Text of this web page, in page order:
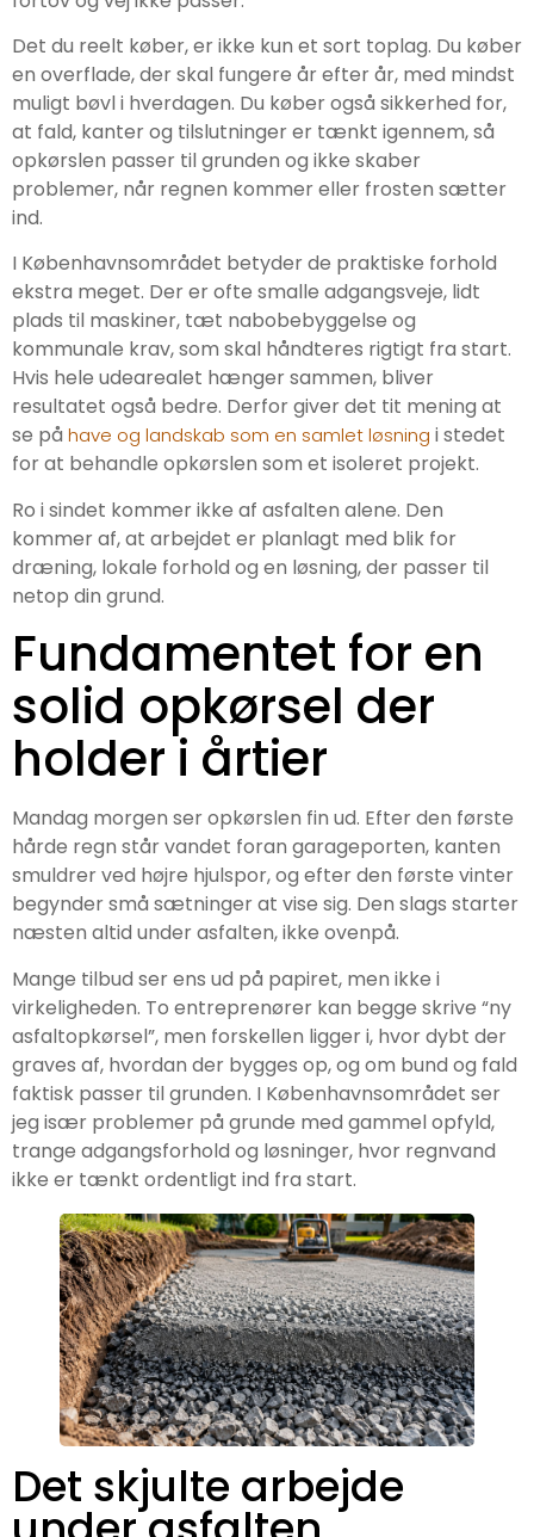
Det du reelt køber, er ikke kun et sort toplag. Du køber
en overflade, der skal fungere år efter år, med mindst
muligt bøvl i hverdagen. Du køber også sikkerhed for,
at fald, kanter og tilslutninger er tænkt igennem, så
opkørslen passer til grunden og ikke skaber
problemer, når regnen kommer eller frosten sætter
ind.
I Københavnsområdet betyder de praktiske forhold
ekstra meget. Der er ofte smalle adgangsveje, lidt
plads til maskiner, tæt nabobebyggelse og
kommunale krav, som skal håndteres rigtigt fra start.
Hvis hele udearealet hænger sammen, bliver
resultatet også bedre. Derfor giver det tit mening at
se på have og landskab som en samlet løsning i stedet
for at behandle opkørslen som et isoleret projekt.
Ro i sindet kommer ikke af asfalten alene. Den
kommer af, at arbejdet er planlagt med blik for
dræning, lokale forhold og en løsning, der passer til
netop din grund.
Fundamentet for en
solid opkørsel der
holder i årtier
Mandag morgen ser opkørslen fin ud. Efter den første
hårde regn står vandet foran garageporten, kanten
smuldrer ved højre hjulspor, og efter den første vinter
begynder små sætninger at vise sig. Den slags starter
næsten altid under asfalten, ikke ovenpå.
Mange tilbud ser ens ud på papiret, men ikke i
virkeligheden. To entreprenører kan begge skrive “ny
asfaltopkørsel”, men forskellen ligger i, hvor dybt der
graves af, hvordan der bygges op, og om bund og fald
faktisk passer til grunden. I Københavnsområdet ser
jeg især problemer på grunde med gammel opfyld,
trange adgangsforhold og løsninger, hvor regnvand
ikke er tænkt ordentligt ind fra start.
Det skjulte arbejde